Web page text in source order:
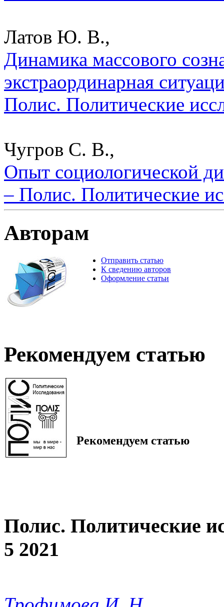
Латов Ю. В.,
Динамика массового
экстраординарная
Полис. Политические
Чугров С. В.,
Опыт социологической
– Полис. Политические
Авторам
Отправить статью
К сведению авторов
Оформление статьи
Рекомендуем статью
Рекомендуем статью
Полис. Политические
5 2021